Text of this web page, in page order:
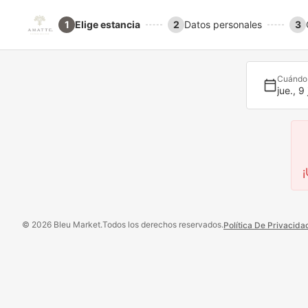
1 Elige estancia 2 Datos personales 3
Cuándo
jue.,
© 2026 Bleu Market.Todos los derechos reservados.Política De